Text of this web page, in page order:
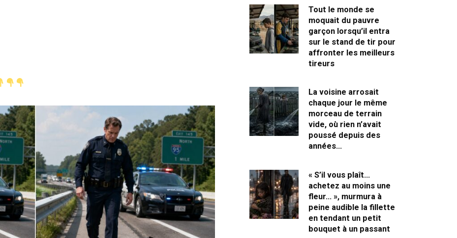
Tout le monde se
moquait du pauvre
garçon lorsqu’il entra
sur le stand de tir pour
affronter les meilleurs
tireurs
La voisine arrosait
chaque jour le même
morceau de terrain
vide, où rien n’avait
poussé depuis des
années…
« S’il vous plaît…
achetez au moins une
fleur… », murmura à
peine audible la fillette
en tendant un petit
bouquet à un passant